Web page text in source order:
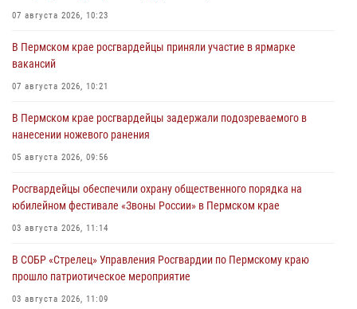
07 августа 2026, 10:23
В Пермском крае росгвардейцы приняли участие в ярмарке
вакансий
07 августа 2026, 10:21
В Пермском крае росгвардейцы задержали подозреваемого в
нанесении ножевого ранения
05 августа 2026, 09:56
Росгвардейцы обеспечили охрану общественного порядка на
юбилейном фестивале «Звоны России» в Пермском крае
03 августа 2026, 11:14
В СОБР «Стрелец» Управления Росгвардии по Пермскому краю
прошло патриотическое мероприятие
03 августа 2026, 11:09